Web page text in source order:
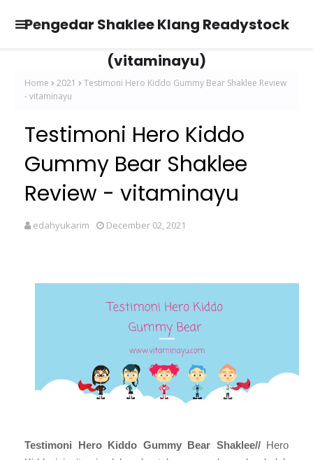
Pengedar Shaklee Klang Readystock
(vitaminayu)
Home 2021
Testimoni Hero Kiddo Gummy Bear Shaklee Review
- vitaminayu
Testimoni Hero Kiddo
Gummy Bear Shaklee
Review - vitaminayu
edahyukarim December 02, 2021
Testimoni Hero Kiddo Gummy Bear Shaklee// Hero